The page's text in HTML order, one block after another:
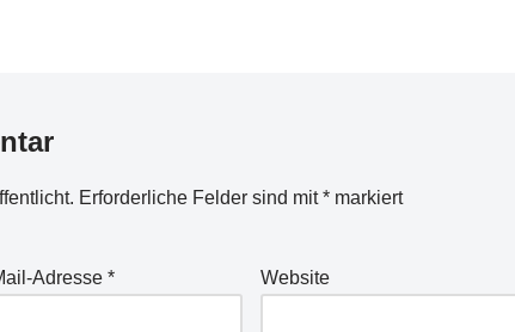
Erforderliche Felder sind mit* markiert
Adresse* Website